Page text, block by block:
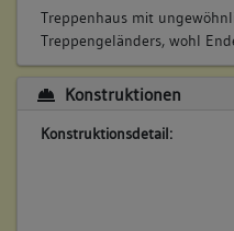
Treppenhaus mit
Treppengeländers, wohl
Konstruktionen
Konstruktionsdetail: